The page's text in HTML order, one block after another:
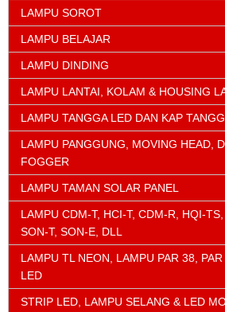
LAMPU SOROT
LAMPU BELAJAR
LAMPU DINDING
LAMPU LANTAI, KOLAM & HOUSING
LAMPU TANGGA LED DAN KAP
LAMPU PANGGUNG, MOVING HEAD,
FOGGER
LAMPU TAMAN SOLAR PANEL
LAMPU CDM-T, HCI-T, CDM-R, HQI-
SON-T, SON-E, DLL
LAMPU TL NEON, LAMPU PAR 38,
LED
STRIP LED, LAMPU SELANG & LED